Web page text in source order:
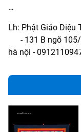
…
Lh: Phật Giáo Diệu
- 131 B ngõ 105/
hà nội -